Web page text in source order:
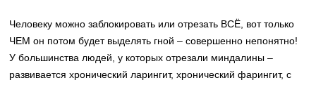
Человеку можно заблокировать или отрезать ВСЁ, вот только
ЧЕМ он потом будет выделять гной – совершенно непонятно!
У большинства людей, у которых отрезали миндалины –
развивается хронический ларингит, хронический фарингит, с